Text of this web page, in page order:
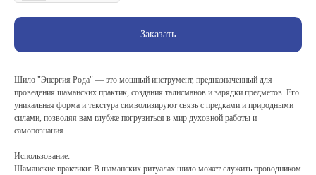
Заказать
Шило "Энергия Рода" — это мощный инструмент, предназначенный для
проведения шаманских практик, создания талисманов и зарядки предметов. Его
уникальная форма и текстура символизируют связь с предками и природными
силами, позволяя вам глубже погрузиться в мир духовной работы и
самопознания.
Использование:
Шаманские практики: В шаманских ритуалах шило может служить проводником